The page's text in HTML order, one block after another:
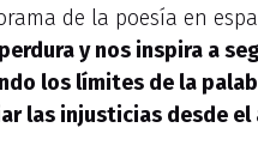
de la poesía en
y nos inspira a
los límites de la
las injusticias desde el